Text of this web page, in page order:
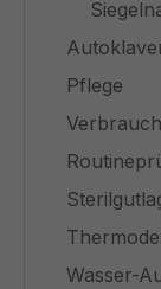
Pflege
Wasser-